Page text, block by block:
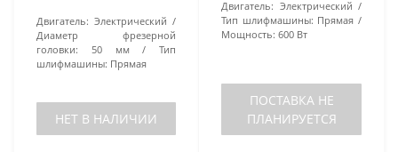
Двигатель: Электрический
Диаметр фрезерной
головки:
50 мм
Тип
шлифмашины: Прямая
НЕТ В НАЛИЧИИ
Двигатель: Электрический
Тип шлифмашины: Прямая
Мощность: 600 Вт
ПОСТАВКА НЕ
ПЛАНИРУЕТСЯ